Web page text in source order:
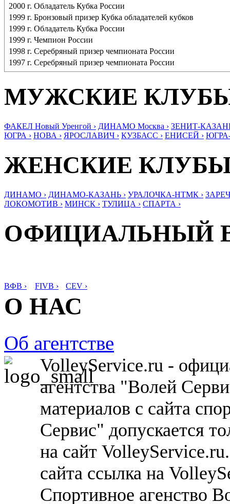
2000 г. Обладатель Кубка России
1999 г. Бронзовый призер Кубка обладателей кубков
1999 г. Обладатель Кубка России
1999 г. Чемпион России
1998 г. Серебряный призер чемпионата России
1997 г. Серебряный призер чемпионата России
МУЖСКИЕ
ФАКЕЛ Новый Уренгой › ДИНАМО Москва › ЗЕНИТ-
ЮГРА › НОВА › ЯРОСЛАВИЧ › КУЗБАСС › ЕНИСЕЙ ›
ЖЕНСКИЕ
ДИНАМО › ДИНАМО-КАЗАНЬ › УРАЛОЧКА-НТМК ›
ЛОКОМОТИВ › МИНСК › ТУЛИЦА › СПАРТА ›
ОФИЦИАЛЬНЫЙ
ВФВ › FIVB › CEV ›
О НАС
Об агентстве
VolleyService.ru -
агентства "Волей
материалов с сайта
Сервис" допускается
на сайт
сайта ссылка на
Спортивное агенство